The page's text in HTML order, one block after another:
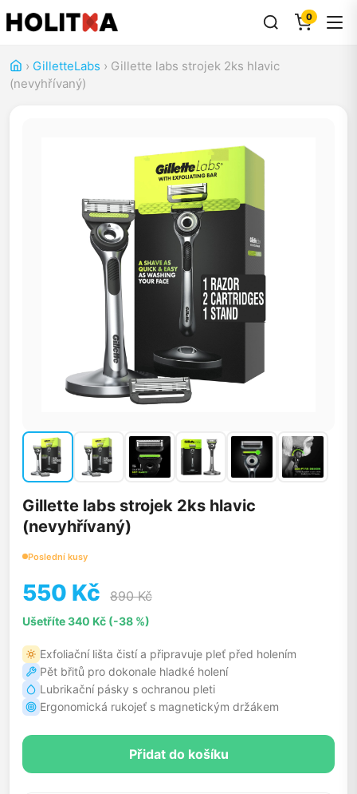
0
› GilletteLabs › Gillette labs strojek 2ks hlavic
(nevyhřívaný)
Gillette labs strojek 2ks hlavic
(nevyhřívaný)
Poslední kusy
550 Kč 890 Kč
Ušetříte 340 Kč (-38 %)
Exfoliační lišta čistí a připravuje pleť před holením
Pět břitů pro dokonale hladké holení
Lubrikační pásky s ochranou pleti
Ergonomická rukojeť s magnetickým držákem
Přidat do košíku